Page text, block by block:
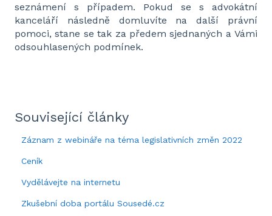
seznámení s případem. Pokud se s advokátní
kanceláří následně domluvíte na další právní
pomoci, stane se tak za předem sjednaných a Vámi
odsouhlasených podmínek.
Související články
Záznam z webináře na téma legislativních změn 2022
Ceník
Vydělávejte na internetu
Zkušební doba portálu Sousedé.cz